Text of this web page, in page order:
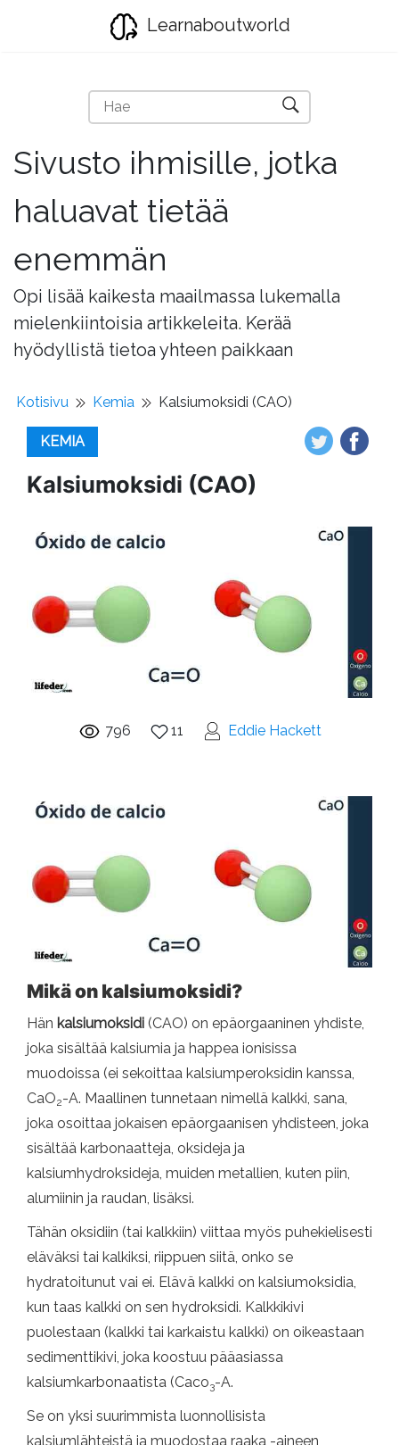
Learnaboutworld
Sivusto ihmisille, jotka
haluavat tietää
enemmän
Opi lisää kaikesta maailmassa lukemalla
mielenkiintoisia artikkeleita. Kerää
hyödyllistä tietoa yhteen paikkaan
Kotisivu Kemia Kalsiumoksidi (CAO)
KEMIA
Kalsiumoksidi (CAO)
796 11 Eddie Hackett
Mikä on kalsiumoksidi?
Hän kalsiumoksidi (CAO) on epäorgaaninen yhdiste,
joka sisältää kalsiumia ja happea ionisissa
muodoissa (ei sekoittaa kalsiumperoksidin kanssa,
CaO2-A. Maallinen tunnetaan nimellä kalkki, sana,
joka osoittaa jokaisen epäorgaanisen yhdisteen, joka
sisältää karbonaatteja, oksideja ja
kalsiumhydroksideja, muiden metallien, kuten piin,
alumiinin ja raudan, lisäksi.
Tähän oksidiin (tai kalkkiin) viittaa myös puhekielisesti
eläväksi tai kalkiksi, riippuen siitä, onko se
hydratoitunut vai ei. Elävä kalkki on kalsiumoksidia,
kun taas kalkki on sen hydroksidi. Kalkkikivi
puolestaan ​​(kalkki tai karkaistu kalkki) on oikeastaan ​​
sedimenttikivi, joka koostuu pääasiassa
kalsiumkarbonaatista (Caco3-A.
Se on yksi suurimmista luonnollisista
kalsiumlähteistä ja muodostaa raaka -aineen